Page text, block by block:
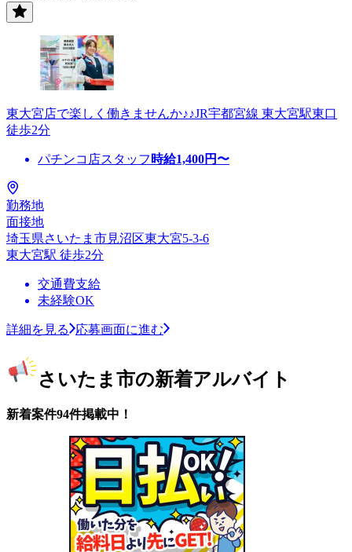
東大宮店で楽しく働きませんか♪♪JR宇都宮線 東大宮駅東口
徒歩2分
パチンコ店スタッフ 時給1,400円〜
勤務地
面接地
埼玉県さいたま市見沼区東大宮5-3-6
東大宮駅 徒歩2分
交通費支給
未経験OK
詳細を見る 応募画面に進む
さいたま市の新着アルバイト
新着案件94件掲載中！